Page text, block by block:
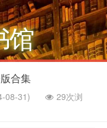
馆
合集
08-31)
29次浏